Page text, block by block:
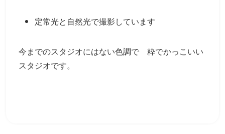
定常光と自然光で撮影しています
今までのスタジオにはない色調で 粋でかっこいい
スタジオです。